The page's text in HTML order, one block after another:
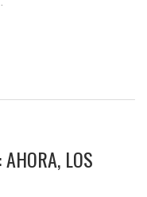
AHORA, LOS